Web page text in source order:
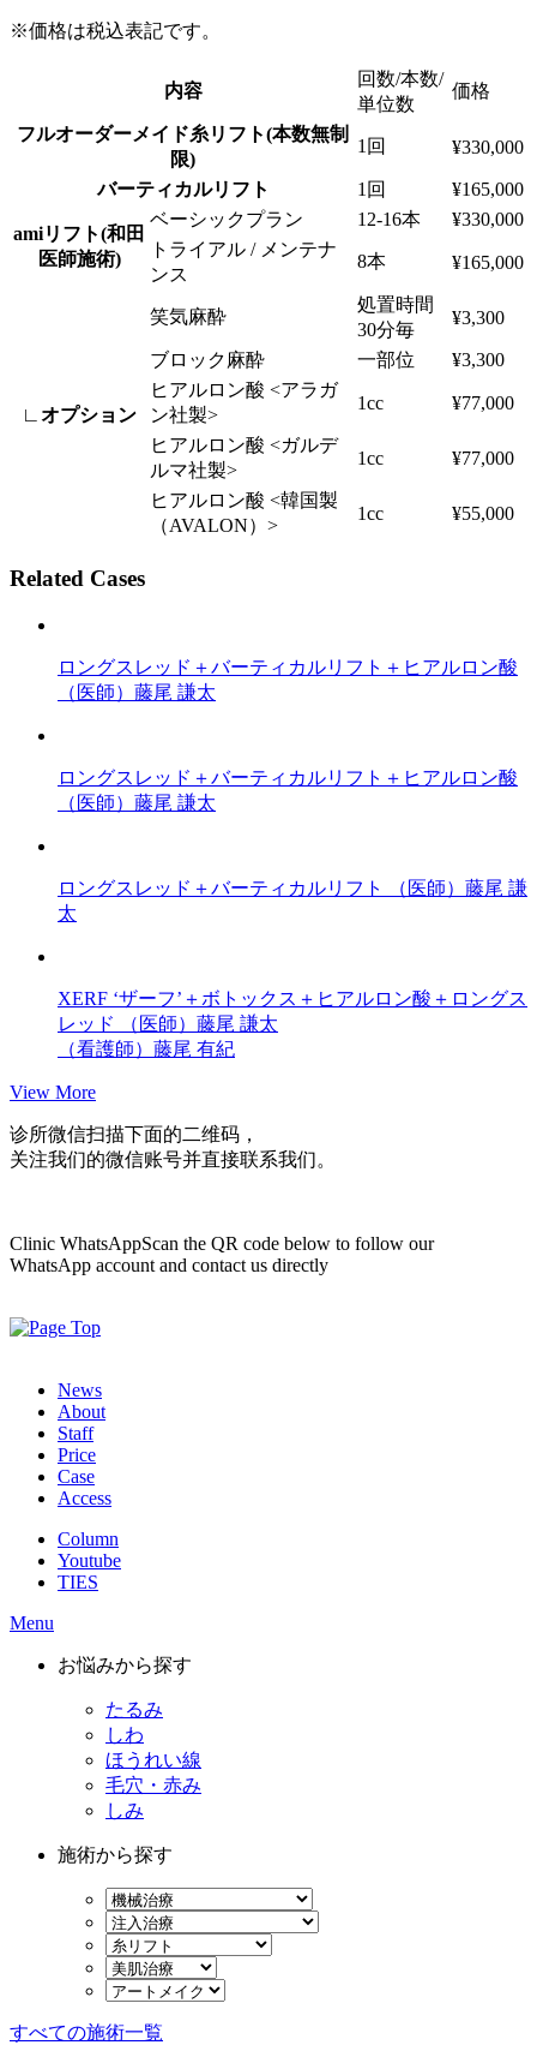
※価格は税込表記です。
内容
回数/本数/
単位数
価格
フルオーダーメイド糸リフト(本数無制
限)
1回 ¥330,000
バーティカルリフト 1回 ¥165,000
amiリフト(和田
医師施術)
ベーシックプラン 12-16本
¥330,000
トライアル / メンテナ
ンス
8本 ¥165,000
∟オプション
笑気麻酔
処置時間
30分毎
¥3,300
ブロック麻酔 一部位
¥3,300
ヒアルロン酸 <アラガ
ン社製>
1cc ¥77,000
ヒアルロン酸 <ガルデ
ルマ社製>
1cc ¥77,000
ヒアルロン酸 <韓国製
（AVALON）>
1cc ¥55,000
Related Cases
ロングスレッド＋バーティカルリフト＋ヒアルロン酸
（医師）藤尾 謙太
ロングスレッド＋バーティカルリフト＋ヒアルロン酸
（医師）藤尾 謙太
ロングスレッド＋バーティカルリフト
（医師）藤尾 謙
太
XERF ‘ザーフ’＋ボトックス＋ヒアルロン酸＋ロングス
レッド
（医師）藤尾 謙太
（看護師）藤尾 有紀
View More
诊所微信扫描下面的二维码，
关注我们的微信账号并直接联系我们。
Clinic WhatsAppScan the QR code below to follow our
WhatsApp account and contact us directly
News
About
Staff
Price
Case
Access
Column
Youtube
TIES
Menu
お悩みから探す
たるみ
しわ
ほうれい線
毛穴・赤み
しみ
施術から探す
すべての施術一覧